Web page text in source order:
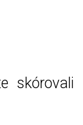
skórovali